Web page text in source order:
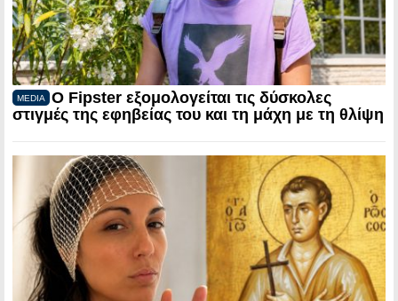
MEDIA
Ο Fipster εξομολογείται τις δύσκολες
στιγμές της εφηβείας του και τη μάχη με τη θλίψη